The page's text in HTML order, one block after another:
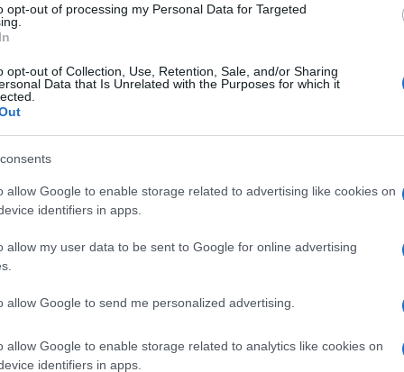
opt-out of processing my Personal Data for Targeted
opt-out of Collection, Use, Retention, Sale, and/or Sharing
Data that Is Unrelated with the Purposes for which it
allow Google to enable storage related to advertising like cookies on
identifiers in apps.
allow my user data to be sent to Google for online advertising
allow Google to send me personalized advertising.
allow Google to enable storage related to analytics like cookies on
identifiers in apps.
la squadra deve saper gestire la fase di possesso
a difendersi. Amorim ha infatti puntualizzato che
così come un punto di forza da valorizzare nel suo
calcio propositivo con schemi che garantiscano